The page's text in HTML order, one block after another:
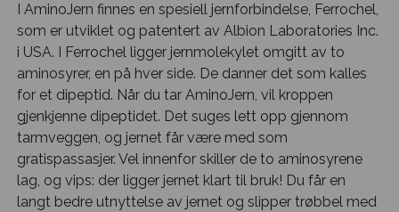
I AminoJern finnes en spesiell jernforbindelse, Ferrochel,
som er utviklet og patentert av Albion Laboratories Inc.
i USA. I Ferrochel ligger jernmolekylet omgitt av to
aminosyrer, en på hver side. De danner det som kalles
for et dipeptid. Når du tar AminoJern, vil kroppen
gjenkjenne dipeptidet. Det suges lett opp gjennom
tarmveggen, og jernet får være med som
gratispassasjer. Vel innenfor skiller de to aminosyrene
lag, og vips: der ligger jernet klart til bruk! Du får en
langt bedre utnyttelse av jernet og slipper trøbbel med